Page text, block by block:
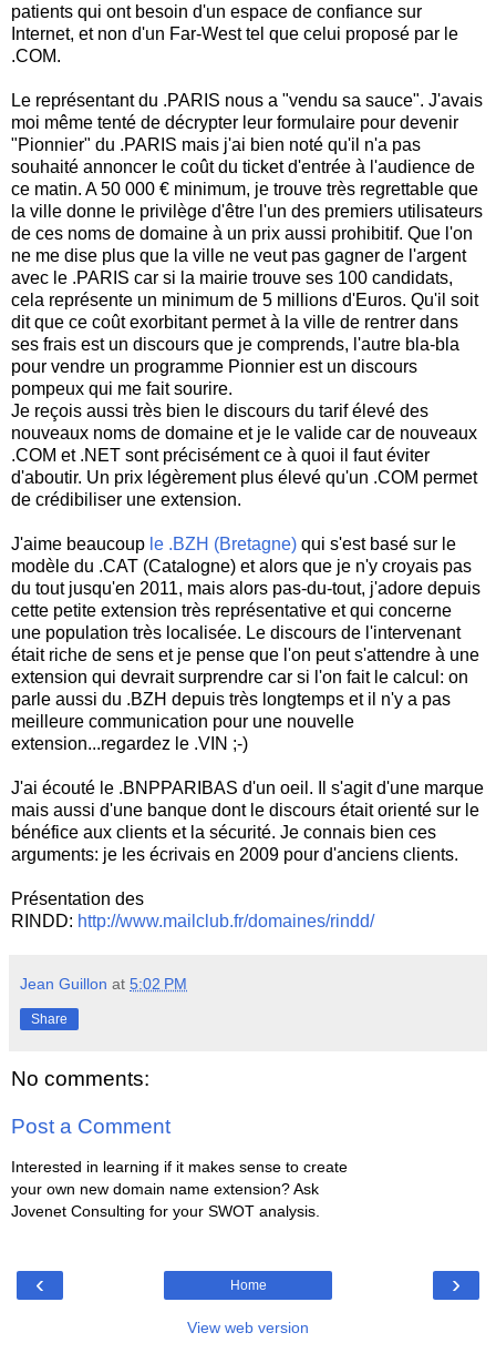
patients qui ont besoin d'un espace de confiance sur
Internet, et non d'un Far-West tel que celui proposé par le
.COM.
Le représentant du .PARIS nous a "vendu sa sauce". J'avais
moi même tenté de décrypter leur formulaire pour devenir
"Pionnier" du .PARIS mais j'ai bien noté qu'il n'a pas
souhaité annoncer le coût du ticket d'entrée à l'audience de
ce matin. A 50 000 € minimum, je trouve très regrettable que
la ville donne le privilège d'être l'un des premiers utilisateurs
de ces noms de domaine à un prix aussi prohibitif. Que l'on
ne me dise plus que la ville ne veut pas gagner de l'argent
avec le .PARIS car si la mairie trouve ses 100 candidats,
cela représente un minimum de 5 millions d'Euros. Qu'il soit
dit que ce coût exorbitant permet à la ville de rentrer dans
ses frais est un discours que je comprends, l'autre bla-bla
pour vendre un programme Pionnier est un discours
pompeux qui me fait sourire.
Je reçois aussi très bien le discours du tarif élevé des
nouveaux noms de domaine et je le valide car de nouveaux
.COM et .NET sont précisément ce à quoi il faut éviter
d'aboutir. Un prix légèrement plus élevé qu'un .COM permet
de crédibiliser une extension.
J'aime beaucoup le .BZH (Bretagne) qui s'est basé sur le
modèle du .CAT (Catalogne) et alors que je n'y croyais pas
du tout jusqu'en 2011, mais alors pas-du-tout, j'adore depuis
cette petite extension très représentative et qui concerne
une population très localisée. Le discours de l'intervenant
était riche de sens et je pense que l'on peut s'attendre à une
extension qui devrait surprendre car si l'on fait le calcul: on
parle aussi du .BZH depuis très longtemps et il n'y a pas
meilleure communication pour une nouvelle
extension...regardez le .VIN ;-)
J'ai écouté le .BNPPARIBAS d'un oeil. Il s'agit d'une marque
mais aussi d'une banque dont le discours était orienté sur le
bénéfice aux clients et la sécurité. Je connais bien ces
arguments: je les écrivais en 2009 pour d'anciens clients.
Présentation des
RINDD: http://www.mailclub.fr/domaines/rindd/
Jean Guillon at 5:02 PM
Share
No comments:
Post a Comment
Interested in learning if it makes sense to create
your own new domain name extension? Ask
Jovenet Consulting for your SWOT analysis.
‹ ›
Home
View web version